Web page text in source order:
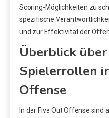
Scoring-Möglichkeiten zu
spezifische
und zur Effektivität der
Überblick
Spielerrollen
Offense
In der Five Out Offense sind